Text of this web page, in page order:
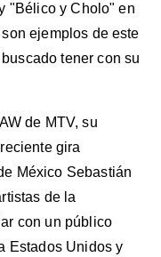
"Bélico y Cholo" en
ejemplos de este
tener con su
de MTV, su
gira
México Sebastián
de la
con un público
Estados Unidos y